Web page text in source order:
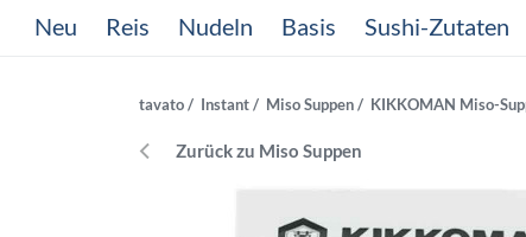
Neu Reis Nudeln Basis Sushi-Zutaten
tavato Instant Miso Suppen KIKKOMAN Miso-
Zurück zu Miso Suppen